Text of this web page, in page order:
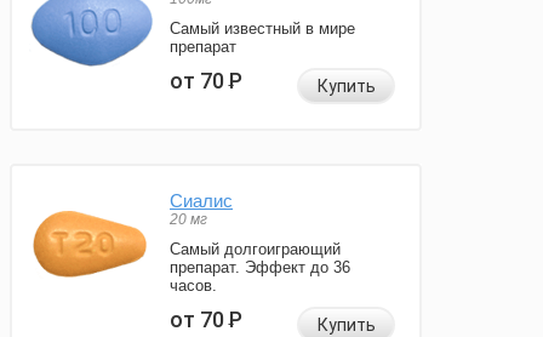
Самый известный в мире
препарат
от 70Р Купить
Сиалис
20 мг
Самый долгоиграющий
препарат. Эффект до 36
часов.
от 70Р Купить